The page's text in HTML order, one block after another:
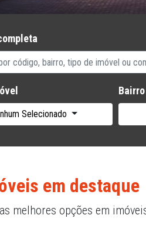
Selecionado
em destaque
melhores opções em